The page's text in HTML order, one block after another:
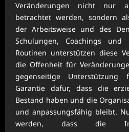
Veränderungen nicht nur
betrachtet werden, sondern
der Arbeitsweise und des
Schulungen, Coachings
Routinen unterstützen diese
die Offenheit für
gegenseitige
Garantie dafür, dass die
Bestand haben und die
und anpassungsfähig bleibt.
werden, dass die